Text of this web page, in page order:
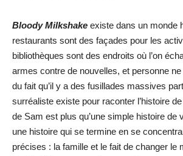
Bloody Milkshake existe dans un monde
restaurants sont des façades pour les
bibliothèques sont des endroits où l’on
armes contre de nouvelles, et personne
du fait qu’il y a des fusillades massives
surréaliste existe pour raconter l’histoire
de Sam est plus qu’une simple histoire de
une histoire qui se termine en se
précises : la famille et le fait de changer le